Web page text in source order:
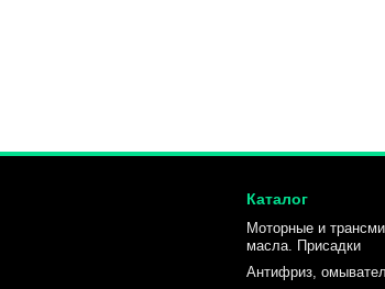
Каталог
Моторные и
масла. Присадки
Антифриз,